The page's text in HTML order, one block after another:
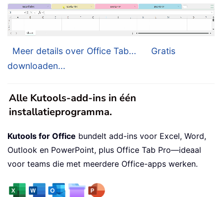
Meer details over Office Tab...
Gratis
downloaden...
Alle Kutools-add-ins in één
installatieprogramma.
Kutools for Office bundelt add-ins voor Excel, Word,
Outlook en PowerPoint, plus Office Tab Pro—ideaal
voor teams die met meerdere Office-apps werken.